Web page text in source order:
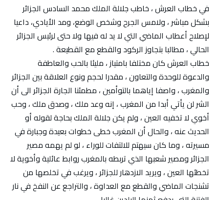
في خطاب العرش ، خاطب جلالة الملك محمد السادس الجزائر
بشكل مباشر ، ولامس الجرح وشخص الوضع، ومد الأيادي، داعيا
لإصلاح أعطاب الماضي التي لا يد له فيها ولا حتى لرئيس الجزائر
الحالي ، مطالبا بتجاوز الركود والقطع مع القطيعة .
خطاب العرش كان مختلفا بامتياز ، مليئا بالحب والعاطفة
والدعوة للوحدة والتعاون ، مقدرا لحجم ونوع العلاقة بين الجزائر
والمغرب ، واصفا إياهما بالتوأمين ، مطمئنا الجارة الجزائر الى أن
الشر لن يأتي أبدا من المغرب ، إنه وعد ملك ، وصدق ملك ، وحب
أخوي لا تخفيه العين ، ولم يكن جلالة الملك بحاجة لقوله أو
الحديث عنه ، والحال أن المغرب خطى خطوات بعيدة وجبارة في
مسيرته ، وما كان سيهتم للالتفات للوراء ، لو لم يهمه مصير
الجزائر ومصير شعبها الذي تربطه بالمغرب روابط عائلية وأخوية لا
تخطئها العين ، ويريد الازدهار للجزائر ، ويرغب في تخلصها من
تشنجات الماضي والقطع مع العداوة ، والتراجع عن النفخ في نار